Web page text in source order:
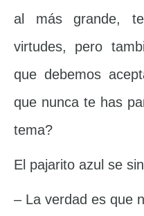
al más grande,
virtudes, pero
que debemos
que nunca te has
tema?
El pajarito azul se
– La verdad es que